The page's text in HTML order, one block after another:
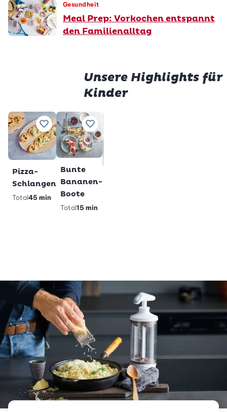
Gesundheit
Meal Prep: Vorkochen entspannt
den Familienalltag
Unsere Highlights für
Kinder
Zu Lieblingsrezepten hinzufügen
Pizza-
Schlangen
Total45 min
Zu Lieblingsrezepten hinzufügen
Bunte
Bananen-
Boote
Total15 min